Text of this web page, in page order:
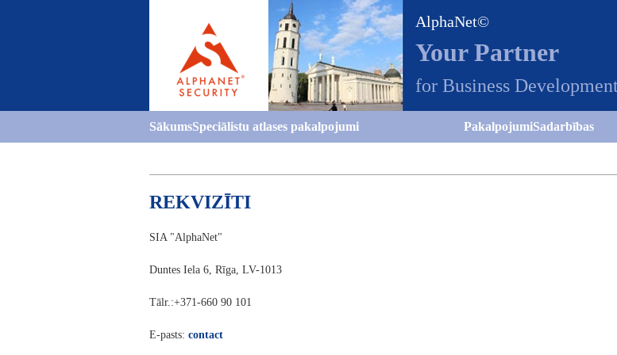
AlphaNet©
Your Partner
for Business
SākumsSpeciālistu atlases pakalpojumi PakalpojumiSadarbības
REKVIZĪTI
SIA "AlphaNet"
Duntes Iela 6, Rīga, LV-1013
Tālr.:+371-660 90 101
E-pasts: contact